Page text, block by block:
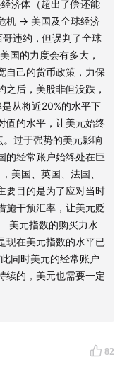
》
对错
济体（超出了偿还能
机 → 美国及全球经济
违约，但误判了全球
国的力度会有多大，
自己的货币政策，力保
之后，美股非但没跌，
从将近20%的水平下
值的水平，让美元始终
过于强势的美元影响
的经常账户始终处在巨
美国、英国、法国、
要目的是为了应对当时
施干预汇率，让美元贬
美元指数的购买力水
现在美元指数的水平已
同时美元的经常账户
续的，美元也需要一定
82